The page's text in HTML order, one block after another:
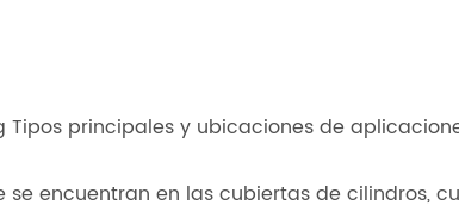
Tipos principales y ubicaciones de
se encuentran en las cubiertas de cilindros,